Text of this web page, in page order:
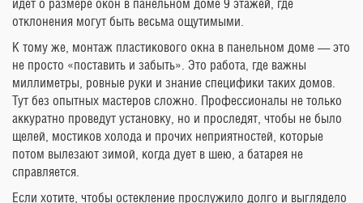
идёт о размере окон в панельном доме 9 этажей, где
отклонения могут быть весьма ощутимыми.
К тому же, монтаж пластикового окна в панельном доме — это
не просто «поставить и забыть». Это работа, где важны
миллиметры, ровные руки и знание специфики таких домов.
Тут без опытных мастеров сложно. Профессионалы не только
аккуратно проведут установку, но и проследят, чтобы не было
щелей, мостиков холода и прочих неприятностей, которые
потом вылезают зимой, когда дует в шею, а батарея не
справляется.
Если хотите, чтобы остекление прослужило долго и выглядело